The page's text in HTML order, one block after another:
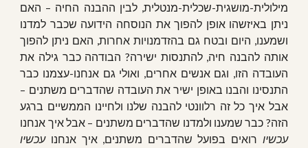
מילולית-מושגית-שכלית-מנטלית, לבין ההבנה החיה – האם
ניתן באיזשהו אופן להפוך את הנוסחה הידועה שכבר למדנו
ושמענו, היום ובטח גם בהזדמנויות אחרות, האם ניתן להפוך
אותה להבנה חיה, להתנסות ישירה? הבודהה כבר גילה את
העובדה הזו, וגם אנשים אחרים, ואולי גם אנחנו-עצמנו כבר
התנסינו והבנו באופן ישיר את העובדה שהדברים משתנים –
אבל איך כל זה רלוונטי להבנה שלנו ולחיינו הממשיים ברגע
הזה? כבר שמענו ולמדנו שהדברים משתנים – אבל איך אנחנו
עכשיו רואים בפועל שהדברים משתנים, איך אנחנועכשיו